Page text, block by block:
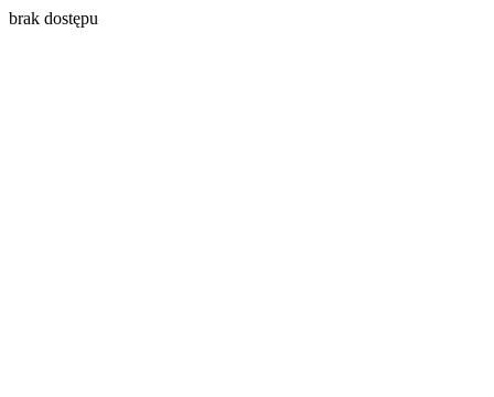
brak dostępu